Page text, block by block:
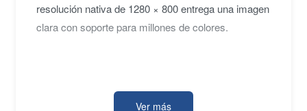
resolución nativa de 1280 × 800 entrega una imagen
clara con soporte para millones de colores.
destaca por su conectividad completa: Thunderbolt,
Ver más